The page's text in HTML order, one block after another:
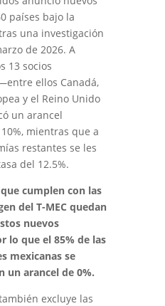
países bajo la
una investigación
de 2026. A
13 socios
ellos Canadá,
y el Reino Unido
un arancel
mientras que a
restantes se les
del 12.5%.
cumplen con las
del T-MEC quedan
nuevos
lo que el 85% de las
mexicanas se
un arancel de 0%.
excluye las